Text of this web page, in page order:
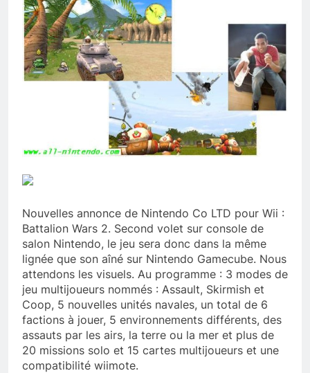
Nouvelles annonce de Nintendo Co LTD pour Wii :
Battalion Wars 2. Second volet sur console de
salon Nintendo, le jeu sera donc dans la même
lignée que son aîné sur Nintendo Gamecube. Nous
attendons les visuels. Au programme : 3 modes de
jeu multijoueurs nommés : Assault, Skirmish et
Coop, 5 nouvelles unités navales, un total de 6
factions à jouer, 5 environnements différents, des
assauts par les airs, la terre ou la mer et plus de
20 missions solo et 15 cartes multijoueurs et une
compatibilité wiimote.